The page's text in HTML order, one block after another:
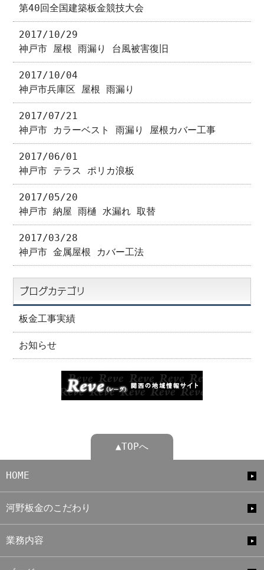
第40回全国建築板金競技大会
2017/10/29
神戸市 屋根 雨漏り 台風被害復旧
2017/10/04
神戸市兵庫区 屋根 雨漏り
2017/07/21
神戸市 カラーベスト 雨漏り 屋根カバー工事
2017/06/01
神戸市 テラス ポリカ浪板
2017/05/20
神戸市 納屋 雨樋 水漏れ 取替
2017/03/28
神戸市 金属屋根 カバー工法
ブログカテゴリ
板金工事実績
お知らせ
▲TOPへ
HOME
河野板金のこだわり
業務内容